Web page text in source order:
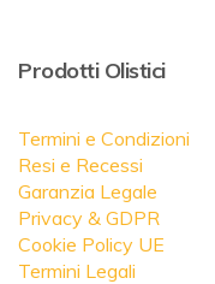
Prodotti Olistici
Termini e Condizioni
Resi e Recessi
Garanzia Legale
Privacy & GDPR
Cookie Policy UE
Termini Legali